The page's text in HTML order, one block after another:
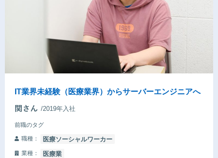
IT業界未経験（医療業界）からサーバーエンジニアへ
/2019年入社
前職のタグ
職種：
医療ソーシャルワーカー
業種： 医療業